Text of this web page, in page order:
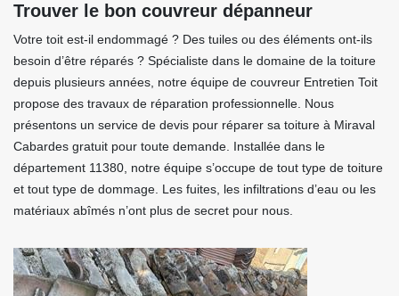
Trouver le bon couvreur dépanneur
Votre toit est-il endommagé ? Des tuiles ou des éléments ont-ils
besoin d’être réparés ? Spécialiste dans le domaine de la toiture
depuis plusieurs années, notre équipe de couvreur Entretien Toit
propose des travaux de réparation professionnelle. Nous
présentons un service de devis pour réparer sa toiture à Miraval
Cabardes gratuit pour toute demande. Installée dans le
département 11380, notre équipe s’occupe de tout type de toiture
et tout type de dommage. Les fuites, les infiltrations d’eau ou les
matériaux abîmés n’ont plus de secret pour nous.